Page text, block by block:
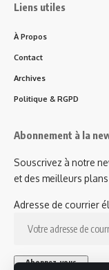
Liens utiles
À Propos
Contact
Archives
Politique & RGPD
Abonnement à la
Souscrivez à notre
et des meilleurs
Adresse de courrier